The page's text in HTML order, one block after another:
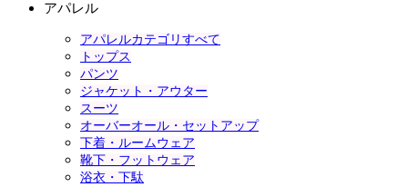
アパレル
アパレルカテゴリすべて
トップス
パンツ
ジャケット・アウター
スーツ
オーバーオール・セットアップ
下着・ルームウェア
靴下・フットウェア
浴衣・下駄